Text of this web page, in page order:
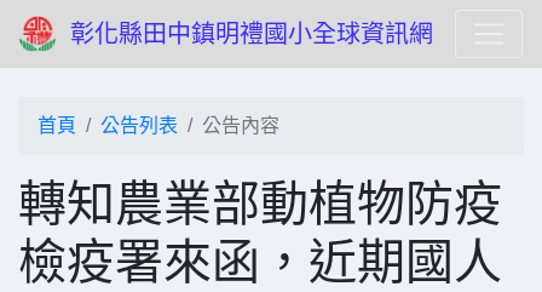
彰化縣田中鎮明禮國小全球資訊網
首頁 公告列表 公告內容
轉知農業部動植物防疫
檢疫署來函，近期國人